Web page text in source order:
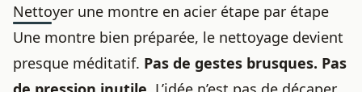
Nettoyer une montre en acier étape par étape
Une montre bien préparée, le nettoyage devient
presque méditatif. Pas de gestes brusques. Pas